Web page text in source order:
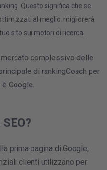
Questo significa che se
al meglio, migliorerà
sito sui motori di ricerca.
complessivo delle
di rankingCoach per
Google.
prima pagina di Google,
clienti utilizzano per